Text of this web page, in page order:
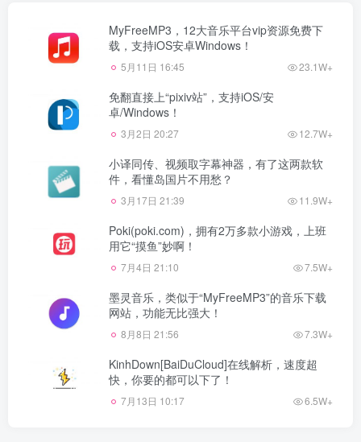
MyFreeMP3，12大音乐平台vip资源免费下
载，支持iOS安卓Windows！
5月11日 16:45 23.1W+
免翻直接上“pixiv站”，支持iOS/安
卓/Windows！
3月2日 20:27 12.7W+
小译同传、视频取字幕神器，有了这两款软
件，看懂岛国片不用愁？
3月17日 21:39 11.9W+
Poki(poki.com)，拥有2万多款小游戏，上班
用它“摸鱼”妙啊！
7月4日 21:10 7.5W+
墨灵音乐，类似于“MyFreeMP3”的音乐下载
网站，功能无比强大！
8月8日 21:56 7.3W+
KinhDown[BaiDuCloud]在线解析，速度超
快，你要的都可以下了！
7月13日 10:17 6.5W+